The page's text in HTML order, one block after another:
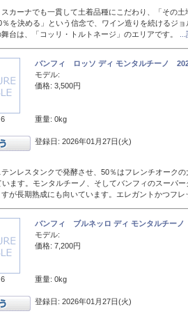
スカーナでも一貫して土着品種にこだわり、「その
を決める」という信念で、ワイン造りを続けるジ
台は、「コッリ・トルトネージ」のエリアです。
バンフィ ロッソ ディ モンタルチーノ
モデル:
価格: 3,500円
重量: 0kg
登録日: 2026年01月27日(火)
ンレスタンクで発酵させ、50％はフレンチオーク
います。モンタルチーノ、そしてバンフィのスーパ
が長期熟成にも向いています。エレガントかつフレ
バンフィ ブルネッロ ディ モンタルチー
モデル:
価格: 7,200円
重量: 0kg
登録日: 2026年01月27日(火)